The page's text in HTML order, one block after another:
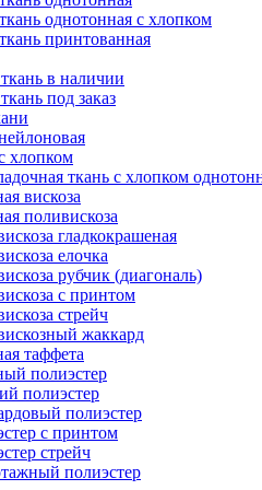
однотонная с хлопком
принтованная
в наличии
под заказ
хлопком
ткань с хлопком
вискоза
поливискоза
гладкокрашеная
елочка
рубчик (диагональ)
с принтом
стрейч
жаккард
таффета
полиэстер
полиэстер
полиэстер
с принтом
стрейч
полиэстер